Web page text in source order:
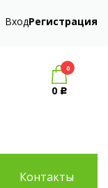
ВходРегистрация
0
0 Р
Контакты